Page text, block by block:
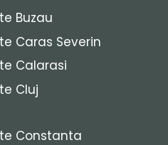
Buzau
Caras Severin
Calarasi
Cluj
Constanta